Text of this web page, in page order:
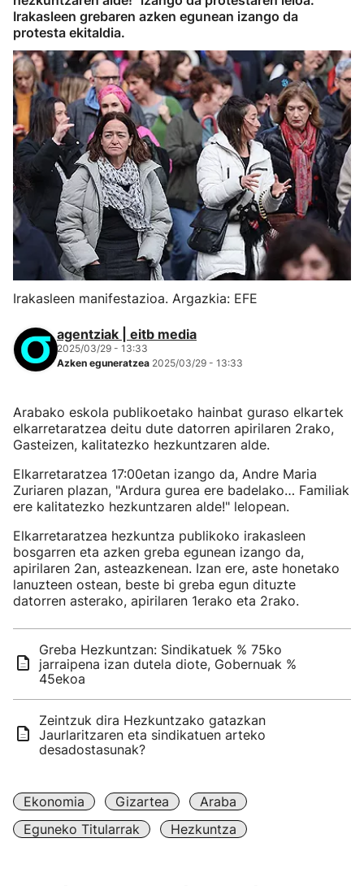
Irakasleen grebaren azken egunean izango da
protesta ekitaldia.
Irakasleen manifestazioa. Argazkia: EFE
agentziak | eitb media
2025/03/29 - 13:33
Azken eguneratzea 2025/03/29 - 13:33
Arabako eskola publikoetako hainbat guraso elkartek
elkarretaratzea deitu dute datorren apirilaren 2rako,
Gasteizen, kalitatezko hezkuntzaren alde.
Elkarretaratzea 17:00etan izango da, Andre Maria
Zuriaren plazan, "Ardura gurea ere badelako… Familiak
ere kalitatezko hezkuntzaren alde!" lelopean.
Elkarretaratzea hezkuntza publikoko irakasleen
bosgarren eta azken greba egunean izango da,
apirilaren 2an, asteazkenean. Izan ere, aste honetako
lanuzteen ostean, beste bi greba egun dituzte
datorren asterako, apirilaren 1erako eta 2rako.
Greba Hezkuntzan: Sindikatuek % 75ko
jarraipena izan dutela diote, Gobernuak %
45ekoa
Zeintzuk dira Hezkuntzako gatazkan
Jaurlaritzaren eta sindikatuen arteko
desadostasunak?
Ekonomia Gizartea
Araba
Eguneko Titularrak
Hezkuntza